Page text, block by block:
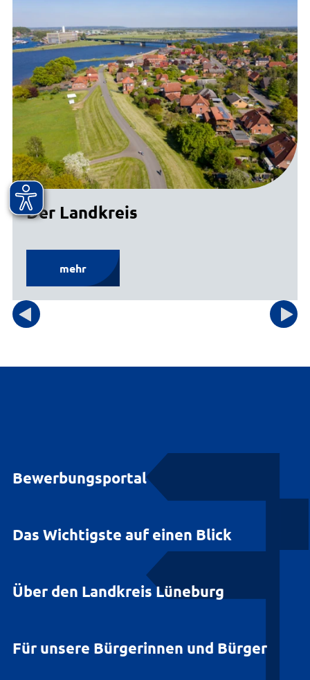
Der Landkreis
mehr
Bewerbungsportal
Das Wichtigste auf einen Blick
Über den Landkreis Lüneburg
Für unsere Bürgerinnen und Bürger